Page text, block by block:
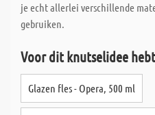
je echt allerlei verschillende
gebruiken.
Voor dit knutselidee
Glazen fles - Opera, 500 ml